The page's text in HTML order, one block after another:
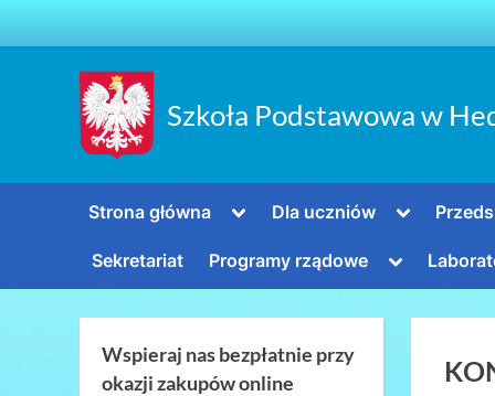
to
Szkoła Podstawowa w
Strona główna
ToggleDla uczniów
Toggle
Sekretariat Programy rządowe
Toggle
menu
Wspieraj nas bezpłatnie przy
okazji zakupów online